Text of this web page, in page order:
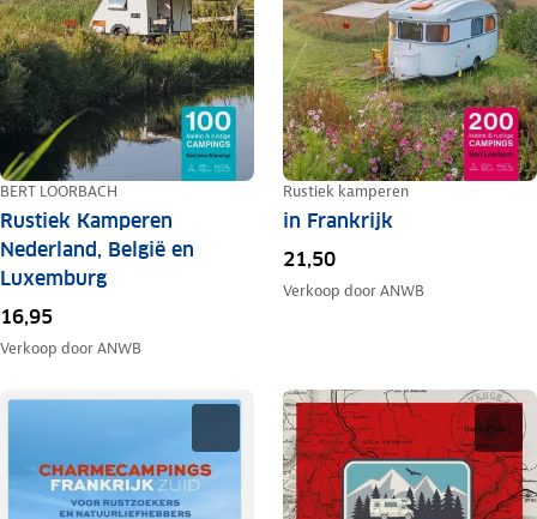
BERT LOORBACH
Rustiek Kamperen
Nederland, België en
Luxemburg
16,95
Verkoop doorANWB
Rustiek kamperen
in Frankrijk
21,50
Verkoop doorANWB